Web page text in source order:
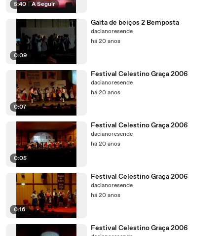
5:40 | A Seguir
0:09
Gaita de beiços 2 Bemposta
dacianoresende
há 20 anos
0:07
Festival Celestino Graça 2006
dacianoresende
há 20 anos
0:05
Festival Celestino Graça 2006
dacianoresende
há 20 anos
0:16
Festival Celestino Graça 2006
dacianoresende
há 20 anos
Festival Celestino Graça 2006